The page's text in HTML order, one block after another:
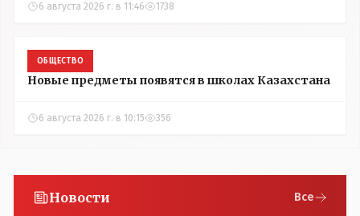
6 августа 2026 г. в 11:46 1738
ОБЩЕСТВО
Новые предметы появятся в школах Казахстана
6 августа 2026 г. в 10:15 356
Новости Все